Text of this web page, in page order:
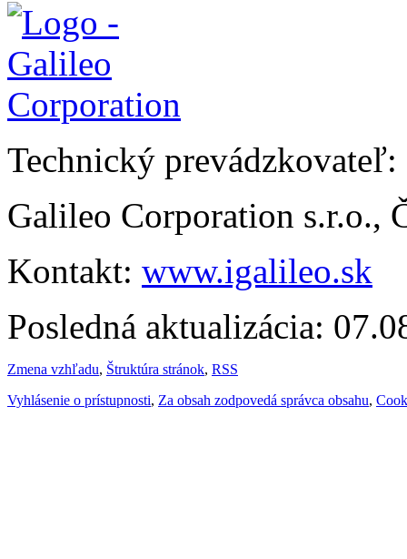
Technický prevádzkovateľ:
Galileo Corporation s.r.o.,
Kontakt: www.igalileo.sk
Posledná aktualizácia:
Zmena vzhľadu, Štruktúra stránok, RSS
Vyhlásenie o prístupnosti, Za obsah zodpovedá správca obsahu,